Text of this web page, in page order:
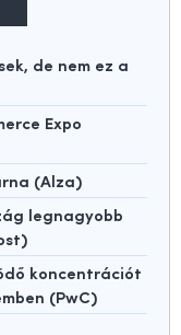
de nem ez a
Expo
(Alza)
legnagyobb
koncentrációt
(PwC)